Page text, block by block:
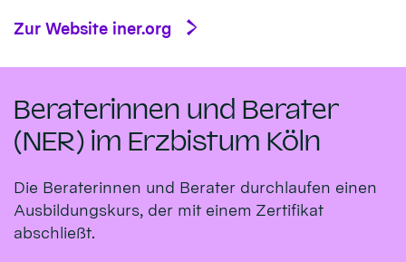
Zur Website iner.org
Beraterinnen und Berater
(NER) im Erzbistum Köln
Die Beraterinnen und Berater durchlaufen einen
Ausbildungskurs, der mit einem Zertifikat
abschließt.